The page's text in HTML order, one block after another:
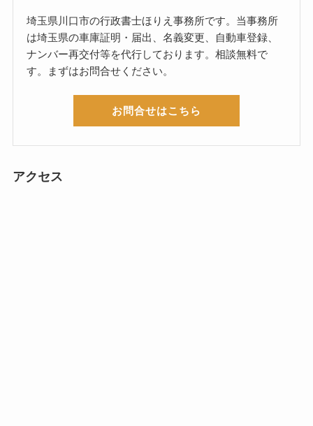
埼玉県川口市の行政書士ほりえ事務所です。当事務所
は埼玉県の車庫証明・届出、名義変更、自動車登録、
ナンバー再交付等を代行しております。相談無料で
す。まずはお問合せください。
お問合せはこちら
アクセス